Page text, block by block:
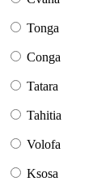
Tonga
Conga
Tatara
Tahitia
Volofa
Ksosa